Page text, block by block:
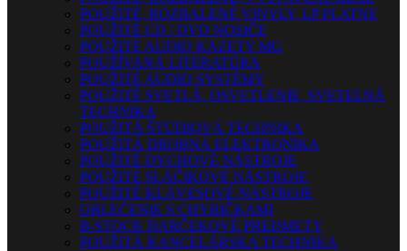
POUŽITÉ, ROZBALENÉ VINYLY, LP PLATNE
POUŽITÉ CD / DVD NOSIČE
POUŽITÉ AUDIO KAZETY MG
POUŽÍVANÁ LITERATÚRA
POUŽITÉ AUDIO SYSTÉMY
POUŽITÉ SVETLÁ, OSVETLENIE, SVETELNÁ
TECHNIKA
POUŽITÁ ŠTÚDIOVÁ TECHNIKA
POUŽITÁ DROBNÁ ELEKTRONIKA
POUŽITÉ DYCHOVÉ NÁSTROJE
POUŽITÉ SLÁČIKOVÉ NÁSTROJE
POUŽITÉ KLÁVESOVÉ NÁSTROJE
OBLEČENIE S CHYBIČKAMI
B-STOCK DARČEKOVÉ PREDMETY
POUŽITÁ KANCELÁRSKA TECHNIKA